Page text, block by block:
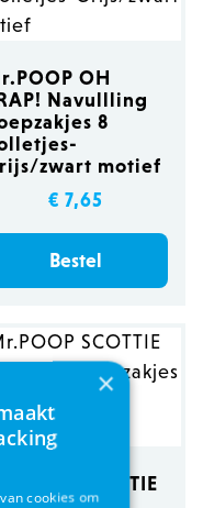
OH
Navullling
8
zwart motief
€ 7,65
Bestel
SCOTTIE
×
cookies om